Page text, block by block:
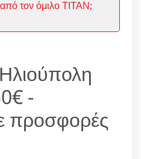
τον όμιλο ΤΙΤΑΝ;
-
προσφορές